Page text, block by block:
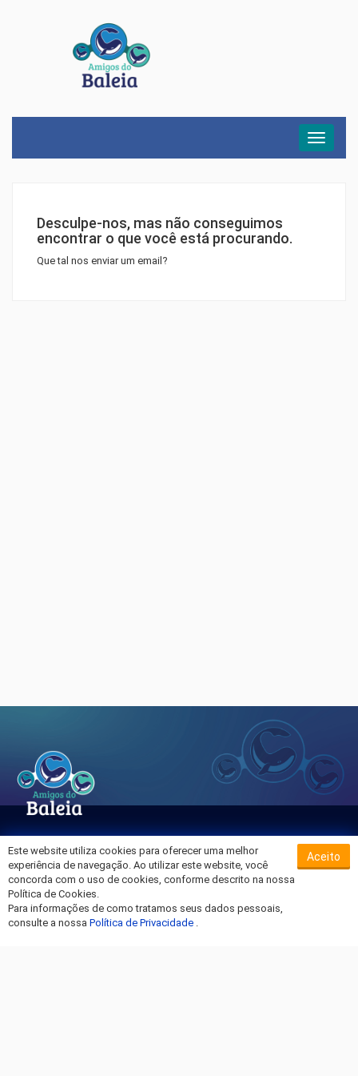
Menu
Desculpe-nos, mas não conseguimos
encontrar o que você está procurando.
Que tal nos enviar um email?
Sobre o Hospital da Baleia
Termos de Uso
Política de Privacidade
Entre em Contato
Este website utiliza cookies para oferecer uma melhor
experiência de navegação. Ao utilizar este website, você
concorda com o uso de cookies, conforme descrito na nossa
Política de Cookies.
Para informações de como tratamos seus dados pessoais,
consulte a nossa Política de Privacidade .
Aceito